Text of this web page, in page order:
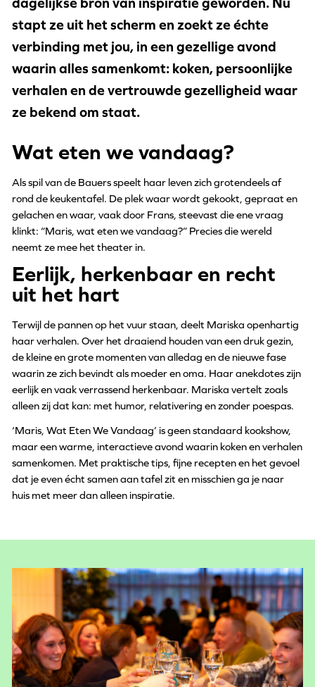
stapt ze uit het scherm en zoekt ze échte
verbinding met jou, in een gezellige avond
waarin alles samenkomt: koken, persoonlijke
verhalen en de vertrouwde gezelligheid waar
ze bekend om staat.
Wat eten we vandaag?
Als spil van de Bauers speelt haar leven zich grotendeels af
rond de keukentafel. De plek waar wordt gekookt, gepraat en
gelachen en waar, vaak door Frans, steevast die ene vraag
klinkt: “Maris, wat eten we vandaag?” Precies die wereld
neemt ze mee het theater in.
Eerlijk, herkenbaar en recht
uit het hart
Terwijl de pannen op het vuur staan, deelt Mariska openhartig
haar verhalen. Over het draaiend houden van een druk gezin,
de kleine en grote momenten van alledag en de nieuwe fase
waarin ze zich bevindt als moeder en oma. Haar anekdotes zijn
eerlijk en vaak verrassend herkenbaar. Mariska vertelt zoals
alleen zij dat kan: met humor, relativering en zonder poespas.
‘Maris, Wat Eten We Vandaag’ is geen standaard kookshow,
maar een warme, interactieve avond waarin koken en verhalen
samenkomen. Met praktische tips, fijne recepten en het gevoel
dat je even écht samen aan tafel zit en misschien ga je naar
huis met meer dan alleen inspiratie.